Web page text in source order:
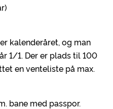
kalenderåret, og man
1/1. Der er plads til 100
en venteliste på max.
bane med passpor.